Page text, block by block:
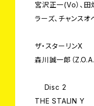
宮沢正一(Vo）、
ラーズ、チャンスオ
ザ・スターリンX
森川誠一郎（
Disc 2
THE STALIN Y